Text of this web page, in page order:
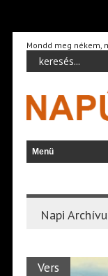
Mondd meg nékem,
Napi
Vers